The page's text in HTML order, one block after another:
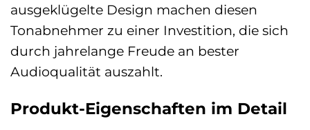
ausgeklügelte Design machen diesen
Tonabnehmer zu einer Investition, die sich
durch jahrelange Freude an bester
Audioqualität auszahlt.
Produkt-Eigenschaften im Detail